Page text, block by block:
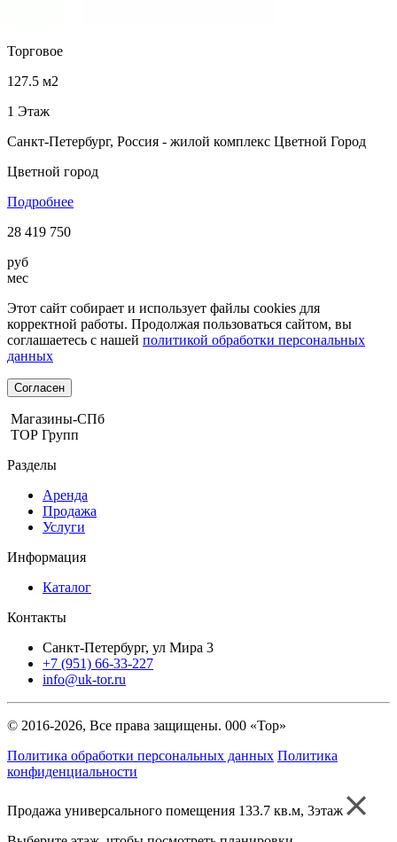
Торговое
127.5 м2
1 Этаж
Санкт-Петербург, Россия - жилой комплекс Цветной Город
Цветной город
Подробнее
28 419 750
руб
мес
Этот сайт собирает и использует файлы cookies для
корректной работы. Продолжая пользоваться сайтом, вы
соглашаетесь с нашей политикой обработки персональных
данных
Согласен
Магазины-СПб
ТОР Групп
Разделы
Аренда
Продажа
Услуги
Информация
Каталог
Контакты
Санкт-Петербург, ул Мира 3
+7 (951) 66-33-227
info@uk-tor.ru
© 2016-2026, Все права защищены. 000 «Тор»
Политика обработки персональных данных Политика
конфиденциальности
Продажа универсального помещения 133.7 кв.м, 3этаж